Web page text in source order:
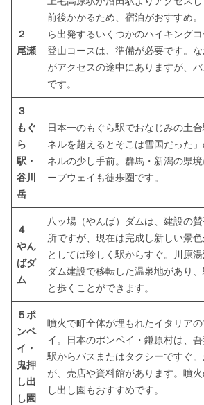
２
尾瀬
前後かかるため、宿泊がおすすめ
ら出発するいくつかのハイキングコ
登山コースは、準備が必要です。
がアクセスの途中にありますが、
です。
３
もぐ
ら
駅・
谷川
岳
日本一のもぐら駅でおなじみの土
ネルを超えるとそこは雪国だった
ネルの少し手前。群馬・新潟の県
ープウェイも徒歩圏です。
４
やん
ばダ
ム
八ッ場（やんば）ダムは、建設の
所ですが、現在は完成し新しい景
としては珍しく駅からすぐ。川原湯
ダム建設で移転した温泉地があり
と歩くことができます。
５ポ
ンペ
イ・
鬼押
し出
し園
噴火で町全体が埋もれたイタリア
イ。日本のポンペイ・鎌原村は、
駅からバスまたはタクシーですぐ
が、売店や資料館があります。噴
し出し園もおすすめです。